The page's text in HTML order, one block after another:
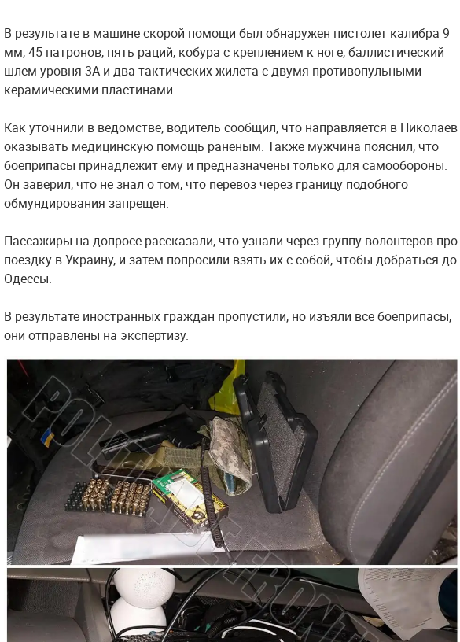
В результате в машине скорой помощи был обнаружен пистолет калибра 9
мм, 45 патронов, пять раций, кобура с креплением к ноге, баллистический
шлем уровня 3А и два тактических жилета с двумя противопульными
керамическими пластинами.
Как уточнили в ведомстве, водитель сообщил, что направляется в Николаев
оказывать медицинскую помощь раненым. Также мужчина пояснил, что
боеприпасы принадлежит ему и предназначены только для самообороны.
Он заверил, что не знал о том, что перевоз через границу подобного
обмундирования запрещен.
Пассажиры на допросе рассказали, что узнали через группу волонтеров про
поездку в Украину, и затем попросили взять их с собой, чтобы добраться до
Одессы.
В результате иностранных граждан пропустили, но изъяли все боеприпасы,
они отправлены на экспертизу.